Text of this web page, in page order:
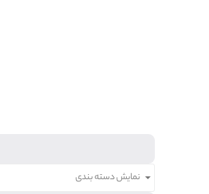
نمایش دسته بندی